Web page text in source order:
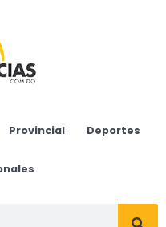
Provincial Deportes